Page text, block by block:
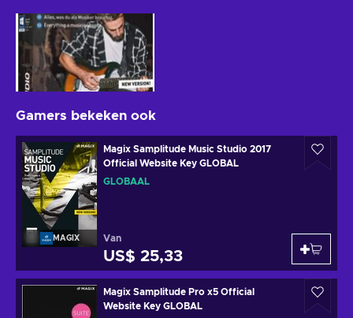
Gamers bekeken ook
MAGIX
Magix Samplitude Music Studio 2017
Official Website Key GLOBAL
GLOBAAL
Van
US$ 25,33
Magix Samplitude Pro x5 Official
Website Key GLOBAL